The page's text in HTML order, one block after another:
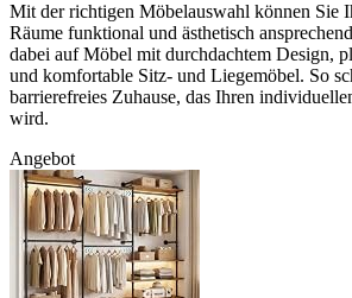
Mit der richtigen Möbelauswahl können Sie
Räume funktional und ästhetisch
dabei auf Möbel mit durchdachtem Design,
und komfortable Sitz- und Liegemöbel. So
barrierefreies Zuhause, das Ihren
wird.
Angebot